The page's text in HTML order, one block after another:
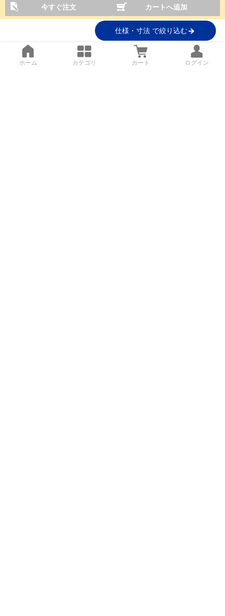
今すぐ注文
カートへ追加
仕様・寸法 で絞り込む
ホーム カテゴリ カート ログイン